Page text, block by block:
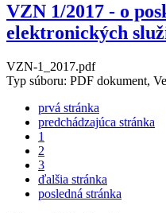
VZN 1/2017 - o
elektronických
VZN-1_2017.pdf
Typ súboru: PDF dokument,
prvá stránka
predchádzajúca stránka
1
2
3
ďalšia stránka
posledná stránka